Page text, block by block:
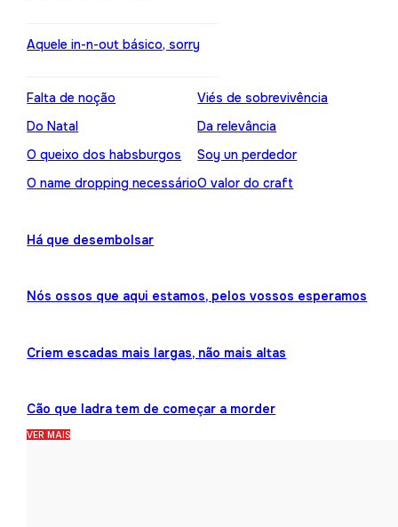
Aquele in-n-out básico, sorry
Falta de noção
Do Natal
O queixo dos habsburgos
O name dropping necessário
Viés de sobrevivência
Da relevância
Soy un perdedor
O valor do craft
Há que desembolsar
Nós ossos que aqui estamos, pelos vossos esperamos
Criem escadas mais largas, não mais altas
Cão que ladra tem de começar a morder
VER MAIS